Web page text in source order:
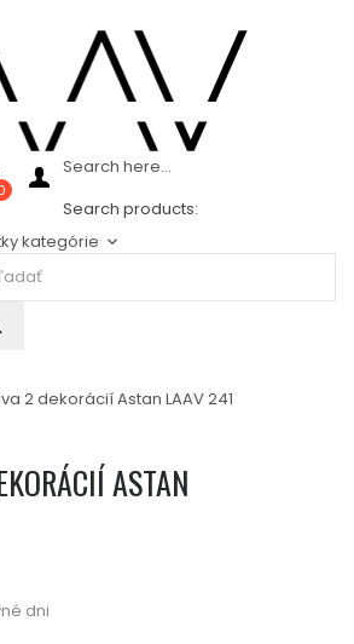
Search here...
Search products:
kategórie keyboard_arrow_down
ASTAN
dni